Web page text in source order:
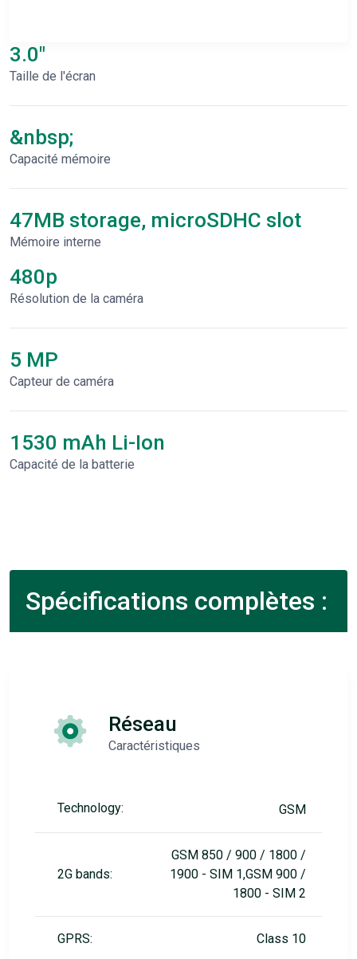
3.0"
Taille de l'écran
&nbsp;
Capacité mémoire
47MB storage, microSDHC slot
Mémoire interne
480p
Résolution de la caméra
5 MP
Capteur de caméra
1530 mAh Li-Ion
Capacité de la batterie
Spécifications complètes :
Réseau
Caractéristiques
Technology: GSM
2G bands:
GSM 850 / 900 / 1800 /
1900 - SIM 1,GSM 900 /
1800 - SIM 2
GPRS: Class 10